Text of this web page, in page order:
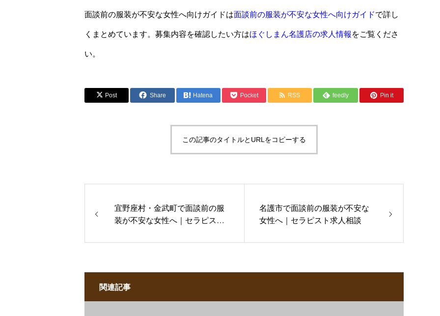
面談前の服装が不安な女性へ向けガイドは面談前の服装が不安な女性へ向けガイドで詳し
くまとめています。募集内容を確認したい方はほぐしまん名護店の求人情報をご覧くださ
い。
Post Share Hatena Pocket RSS feedly Pin it
この記事のタイトルとURLをコピーする
宜野座村・金武町で面談前の服
装が不安な女性へ｜セラピスト
名護市で面談前の服装が不安な
女性へ｜セラピスト求人相談
関連記事